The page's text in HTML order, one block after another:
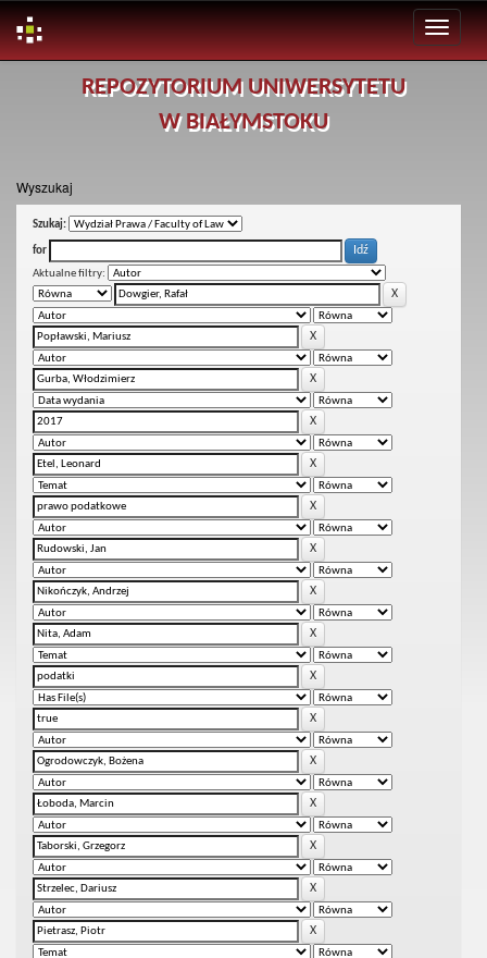
REPOZYTORIUM UNIWERSYTETU
W BIAŁYMSTOKU
Wyszukaj
Szukaj:
for
Aktualne filtry: